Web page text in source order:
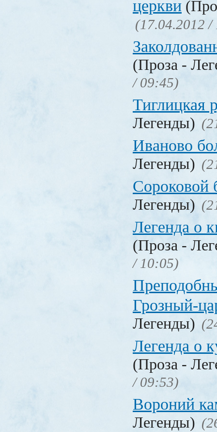
церкви
(17.04.2012 /
(Проза -
/ 09:45)
Тиглицкая
Легенды)
Иваново
Легенды)
Сороковой
Легенды)
Легенда о
(Проза -
/ 10:05)
Грозный-
Легенды)
Легенда о
(Проза -
/ 09:53)
Вороний
Легенды)